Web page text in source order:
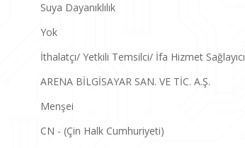
Suya Dayanıklılık
Yok
İthalatçı/ Yetkili Temsilci/ İfa Hizmet Sağlayıcı
ARENA BİLGİSAYAR SAN. VE TİC. A.Ş.
Menşei
CN - (Çin Halk Cumhuriyeti)